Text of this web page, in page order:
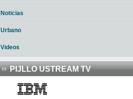
Noticias
Urbano
Videos
PIJLLO USTREAM TV